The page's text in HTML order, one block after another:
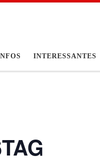
INTERESSANTES